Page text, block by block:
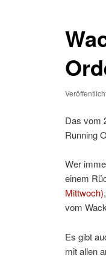
Das vom
Running
Wer
einem
Mittwoch),
vom
Es gibt
mit allen